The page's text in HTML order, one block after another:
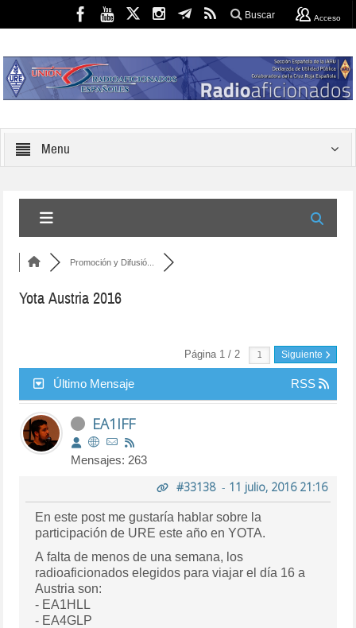
Buscar Acceso
Menu
Promoción y Difusió...
Yota Austria 2016
Página 1 / 2 Siguiente
Último Mensaje RSS
EA1IFF
Mensajes: 263
#33138- 11 julio, 2016 21:16
En este post me gustaría hablar sobre la
participación de URE este año en YOTA.
A falta de menos de una semana, los
radioaficionados elegidos para viajar el día 16 a
Austria son:
- EA1HLL
- EA4GLP